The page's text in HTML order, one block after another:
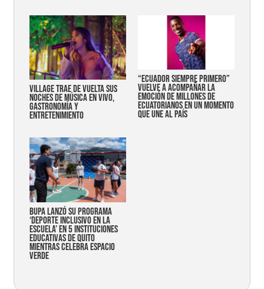
Village trae de vuelta sus
noches de música en vivo,
gastronomía y
entretenimiento
“Ecuador siempre primero”
vuelve a acompañar la
emoción de millones de
ecuatorianos en un momento
que une al país
Bupa lanzó su programa
‘Deporte Inclusivo en la
Escuela’ en 5 instituciones
educativas de Quito
mientras celebra espacio
verde